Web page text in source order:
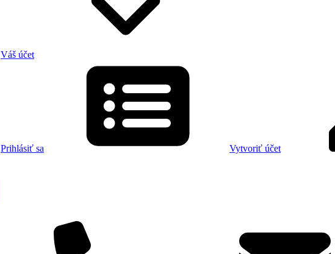
Váš účet
Prihlásiť sa Vytvoriť účet